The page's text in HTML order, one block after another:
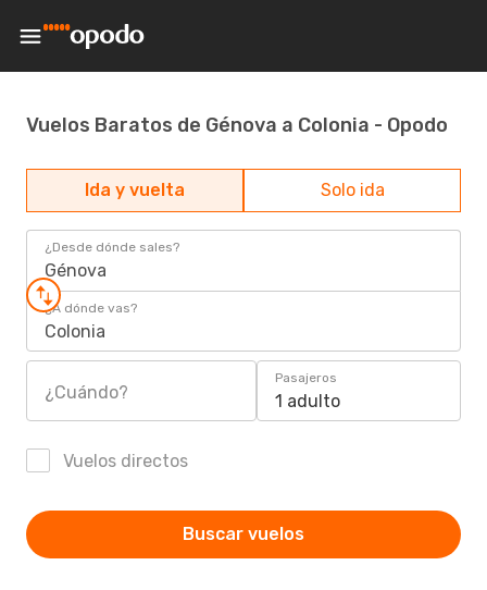
Vuelos Baratos de Génova a Colonia - Opodo
Ida y vuelta Solo ida
¿Desde dónde sales?
Génova
¿A dónde vas?
Colonia
¿Cuándo?
Pasajeros
1 adulto
Vuelos directos
Buscar vuelos